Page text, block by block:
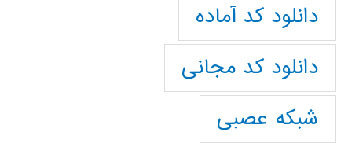
دانلود کد آماده
دانلود کد مجانی
شبکه عصبی